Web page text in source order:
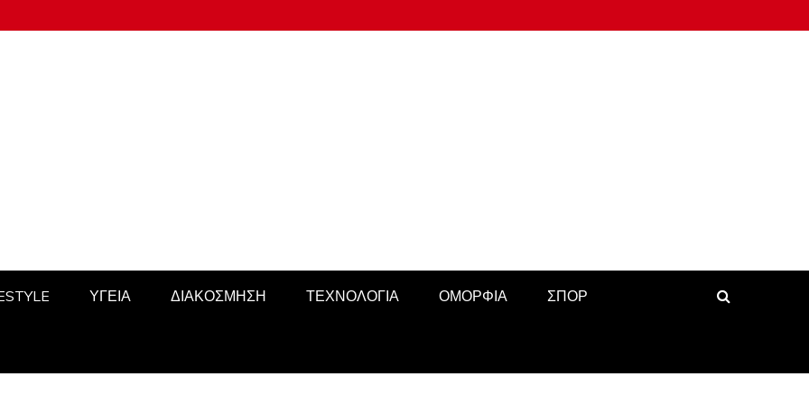
ΥΓΕΙΑ ΔΙΑΚΟΣΜΗΣΗ ΤΕΧΝΟΛΟΓΙΑ ΟΜΟΡΦΙΑ ΣΠΟΡ